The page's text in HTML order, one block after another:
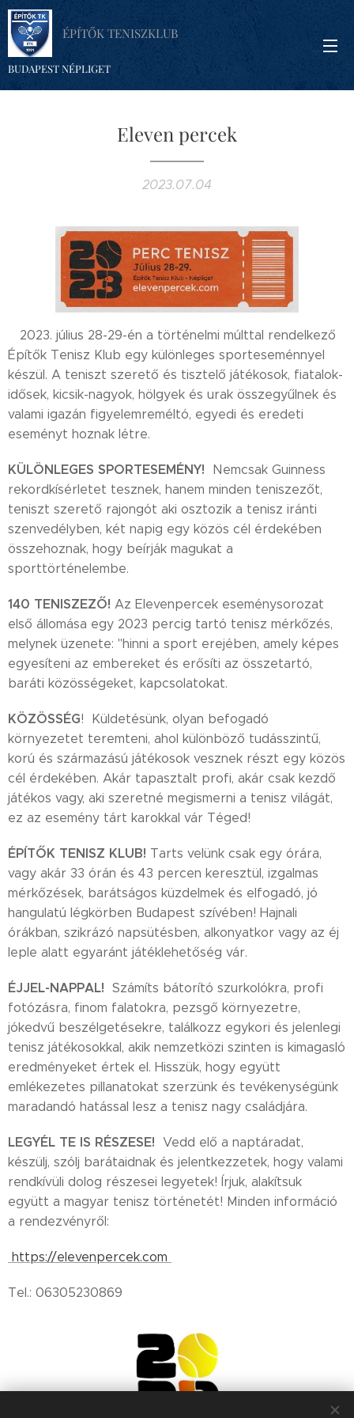
ÉPÍTŐK TENISZKLUB
BUDAPEST NÉPLIGET
Eleven percek
2023.07.04
2023. július 28-29-én a történelmi múlttal rendelkező
Építők Tenisz Klub egy különleges sporteseménnyel
készül. A teniszt szerető és tisztelő játékosok, fiatalok-
idősek, kicsik-nagyok, hölgyek és urak összegyűlnek és
valami igazán figyelemreméltó, egyedi és eredeti
eseményt hoznak létre.
KÜLÖNLEGES SPORTESEMÉNY! Nemcsak Guinness
rekordkísérletet tesznek, hanem minden teniszezőt,
teniszt szerető rajongót aki osztozik a tenisz iránti
szenvedélyben, két napig egy közös cél érdekében
összehoznak, hogy beírják magukat a
sporttörténelembe.
140 TENISZEZŐ! Az Elevenpercek eseménysorozat
első állomása egy 2023 percig tartó tenisz mérkőzés,
melynek üzenete: "hinni a sport erejében, amely képes
egyesíteni az embereket és erősíti az összetartó,
baráti közösségeket, kapcsolatokat.
KÖZÖSSÉG! Küldetésünk, olyan befogadó
környezetet teremteni, ahol különböző tudásszintű,
korú és származású játékosok vesznek részt egy közös
cél érdekében. Akár tapasztalt profi, akár csak kezdő
játékos vagy, aki szeretné megismerni a tenisz világát,
ez az esemény tárt karokkal vár Téged!
ÉPÍTŐK TENISZ KLUB! Tarts velünk csak egy órára,
vagy akár 33 órán és 43 percen keresztül, izgalmas
mérkőzések, barátságos küzdelmek és elfogadó, jó
hangulatú légkörben Budapest szívében! Hajnali
órákban, szikrázó napsütésben, alkonyatkor vagy az éj
leple alatt egyaránt játéklehetőség vár.
ÉJJEL-NAPPAL! Számíts bátorító szurkolókra, profi
fotózásra, finom falatokra, pezsgő környezetre,
jókedvű beszélgetésekre, találkozz egykori és jelenlegi
tenisz játékosokkal, akik nemzetközi szinten is kimagasló
eredményeket értek el. Hisszük, hogy együtt
emlékezetes pillanatokat szerzünk és tevékenységünk
maradandó hatással lesz a tenisz nagy családjára.
LEGYÉL TE IS RÉSZESE! Vedd elő a naptáradat,
készülj, szólj barátaidnak és jelentkezzetek, hogy valami
rendkívüli dolog részesei legyetek! Írjuk, alakítsuk
együtt a magyar tenisz történetét! Minden információ
a rendezvényről:
https://elevenpercek.com
Tel.: 06305230869